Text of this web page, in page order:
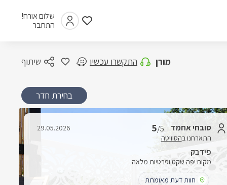
שלום אורח!
התחבר
שיתוף מורן התקשרו עכשיו
בחירת חדר
סובחי אחמד 5/5
התארחנו בהסוויטה
29.05.2026
פידבק
מקום יפה שקט ופרטיות מלאה
חוות דעת מאומתת